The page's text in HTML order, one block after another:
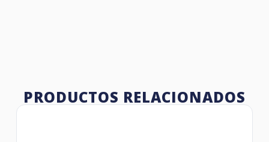
PRODUCTOS RELACIONADOS